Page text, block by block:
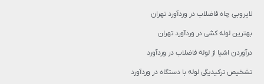
لایروبی چاه فاضلاب در وردآورد تهران
بهترین لوله کشی در وردآورد تهران
درآوردن اشیا از لوله فاضلاب در وردآورد
تشخیص ترکیدیگی لوله با دستگاه در وردآورد